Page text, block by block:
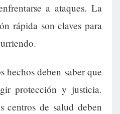
a ataques. La
rápida son claves para
hechos deben saber que
protección y justicia.
centros de salud deben